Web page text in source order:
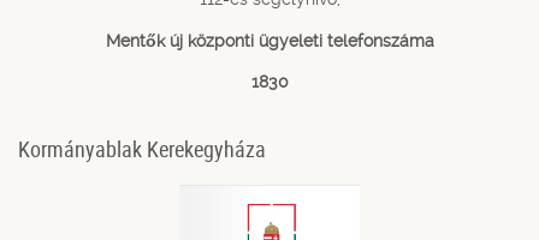
Mentők új központi ügyeleti telefonszáma
1830
Kormányablak Kerekegyháza